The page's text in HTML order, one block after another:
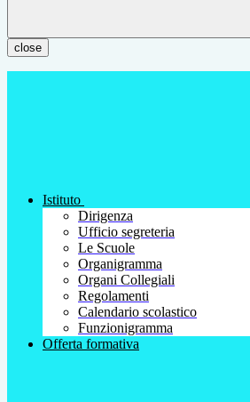
close
Istituto
Dirigenza
Ufficio segreteria
Le Scuole
Organigramma
Organi Collegiali
Regolamenti
Calendario scolastico
Funzionigramma
Offerta formativa